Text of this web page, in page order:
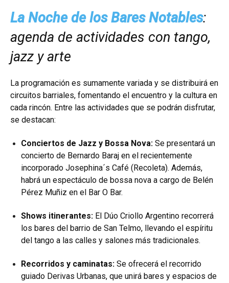
La Noche de los Bares Notables:
agenda de actividades con tango,
jazz y arte
La programación es sumamente variada y se distribuirá en
circuitos barriales, fomentando el encuentro y la cultura en
cada rincón. Entre las actividades que se podrán disfrutar,
se destacan:
Conciertos de Jazz y Bossa Nova: Se presentará un
concierto de Bernardo Baraj en el recientemente
incorporado Josephina´s Café (Recoleta). Además,
habrá un espectáculo de bossa nova a cargo de Belén
Pérez Muñiz en el Bar O Bar.
Shows itinerantes: El Dúo Criollo Argentino recorrerá
los bares del barrio de San Telmo, llevando el espíritu
del tango a las calles y salones más tradicionales.
Recorridos y caminatas: Se ofrecerá el recorrido
guiado Derivas Urbanas, que unirá bares y espacios de